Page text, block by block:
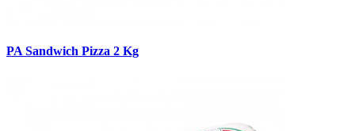
PA Sandwich Pizza 2 Kg